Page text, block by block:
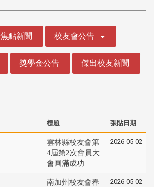
焦點新聞 校友會公告
獎學金公告 傑出校友新聞
標題 張貼日期
雲林縣校友會第
4屆第2次會員大
會圓滿成功
2026-05-02
南加州校友會春
2026-05-02